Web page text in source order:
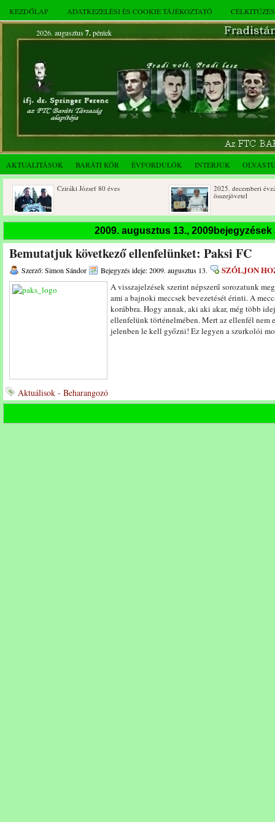
KEZDŐLAP ADATKEZELÉSI ÉS COOKIE TÁJÉKOZTATÓ
2026. augusztus 7.péntek
AKTUALITÁSOK BARÁTI KÖR ÉVFORDULÓK INTERJÚK
Cziráki József 80 éves
2025. decemberi évzáró
összejövetel
2009. augusztus 13.,
Bemutatjuk következő ellenfelünket: Paksi FC
Szerző: Simon Sándor Bejegyzés ideje: 2009. augusztus 13. SZÓLJON
A visszajelzések szerint népszerű sorozatunk
ami a bajnoki meccsek bevezetését érinti. A
korábbra. Hogy annak, aki aki akar, még több
ellenfelünk történelmében. Mert az ellenfél
jelenben le kell győzni! Ez legyen a szurkolói
Aktuálisok - Beharangozó